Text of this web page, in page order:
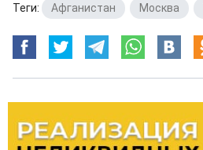
Теги: Афганистан Москва